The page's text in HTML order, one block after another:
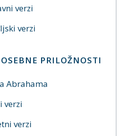
verzi
verzi
PRILOŽNOSTI
Abrahama
verzi
verzi